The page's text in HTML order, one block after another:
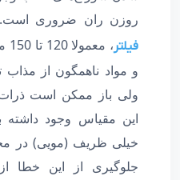
روزن ران ضروری
فیلتر
و مواد ناهمگون از
ولی باز ممکن است ذرات
این مقیاس وجود
خیلی ظریف (مویی) در
جلوگیری از این خطا